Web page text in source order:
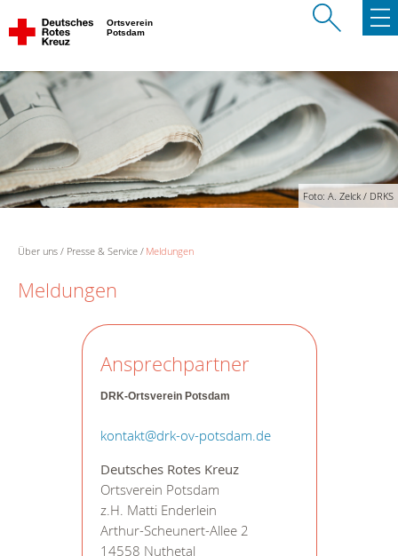
Ortsverein
Potsdam
Foto: A. Zelck / DRKS
Über uns Presse & Service Meldungen
Meldungen
Ansprechpartner
DRK-Ortsverein Potsdam
kontakt@drk-ov-potsdam.de
Deutsches Rotes Kreuz
Ortsverein Potsdam
z.H. Matti Enderlein
Arthur-Scheunert-Allee 2
14558 Nuthetal